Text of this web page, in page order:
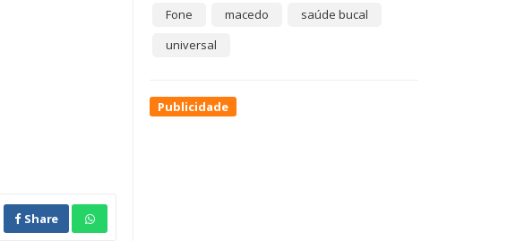
Share
Fone
macedo
saúde bucal
universal
Publicidade